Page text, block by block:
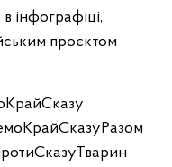
інфографіці,
проєктом